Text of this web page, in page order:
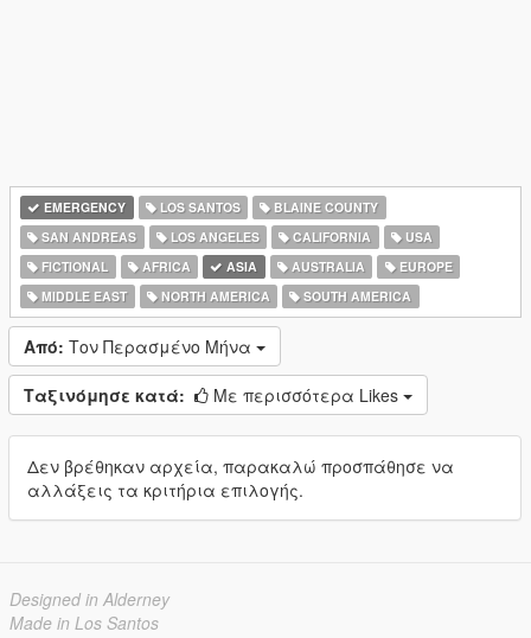
EMERGENCY LOS SANTOS
BLAINE COUNTY
SAN ANDREAS
LOS ANGELES CALIFORNIA
USA
FICTIONAL
AFRICA ASIA AUSTRALIA
EUROPE
MIDDLE EAST
NORTH AMERICA SOUTH AMERICA
Από: Τον Περασμένο Μήνα
Ταξινόμησε κατά: Με περισσότερα Likes
Δεν βρέθηκαν αρχεία, παρακαλώ προσπάθησε να
αλλάξεις τα κριτήρια επιλογής.
Designed in Alderney
Made in Los Santos